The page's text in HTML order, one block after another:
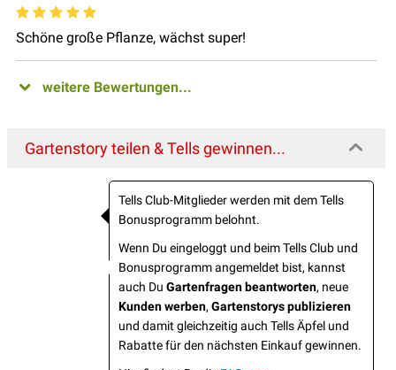
Schöne große Pflanze, wächst super!
weitere Bewertungen...
Gartenstory teilen & Tells gewinnen...
Tells Club-Mitglieder werden mit dem Tells
Bonusprogramm belohnt.
Wenn Du eingeloggt und beim Tells Club und
Bonusprogramm angemeldet bist, kannst
auch Du Gartenfragen beantworten, neue
Kunden werben, Gartenstorys publizieren
und damit gleichzeitig auch Tells Äpfel und
Rabatte für den nächsten Einkauf gewinnen.